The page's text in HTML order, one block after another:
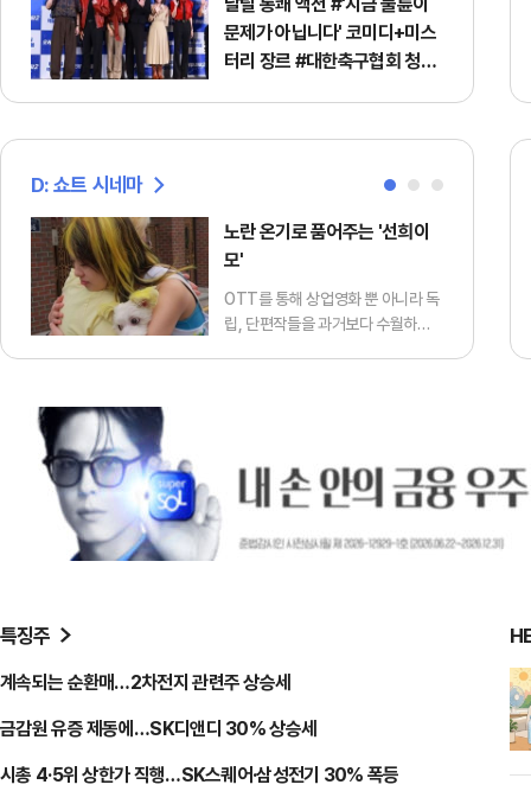
문제가 아닙니다' 코미디+미스
터리 장르 #대한축구협회 청문
D: 쇼트 시네마
노란 온기로 품어주는 '선희이
모'
OTT를 통해 상업영화 뿐 아니라 독
립, 단편작들을 과거보다 수월하게
편집자 주> 애견미용사 선희(정호정
분)는 어느 날 한 여자로부터 강아지
손님은 메주를 "아름답게 해달라"는
시…
특징주
계속되는 순환매…2차전지 관련주 상승세
금감원 유증 제동에…SK디앤디 30% 상승세
시총 4·5위 상한가 직행…SK스퀘어·삼성전기 30% 폭등